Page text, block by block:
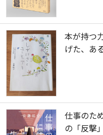
本が持つ
げた、あ
仕事のた
の「反撃」